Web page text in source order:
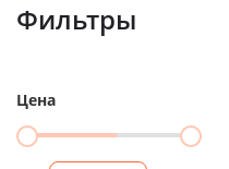
Фильтры
Цена